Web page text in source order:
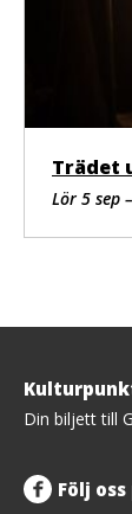
Trädet
Lör 5 sep
Tillbaka
upp
Din biljett till
Följ